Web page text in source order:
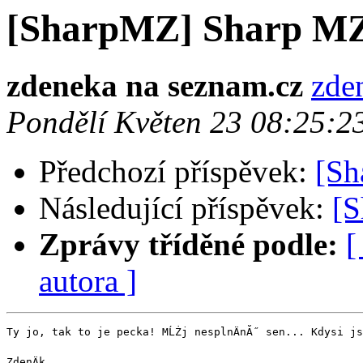
[SharpMZ] Sharp
zdeneka na seznam.cz
Pondělí Květen 23
Předchozí příspěvek:
Následující příspěvek:
Zprávy tříděné podle: [
autora ]
Ty jo, tak to je pecka! MĹŻj nesplnÄnĂ˝ sen... Kdysi